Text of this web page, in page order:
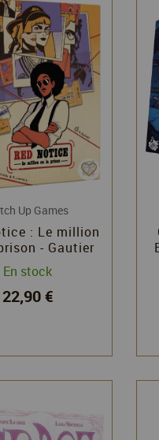
Up Games
: Le million
- Gautier
Cottreau et
Laurent -
Up Games
En stock
22,90 €